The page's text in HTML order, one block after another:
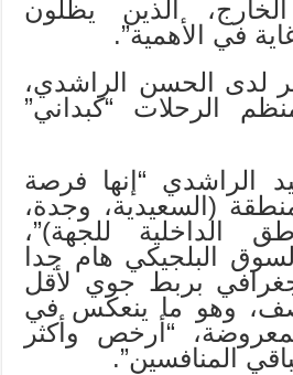
الذين يظلون
في الأهمية”.
لدى الحسن الراشدي،
الرحلات “كبداني”
الراشدي “إنها فرصة
(السعيدية، وجدة،
الداخلية للجهة)”،
البلجيكي هام جدا
بربط جوي لأقل
وهو ما ينعكس في
“أرخص وأكثر
المنافسين”.